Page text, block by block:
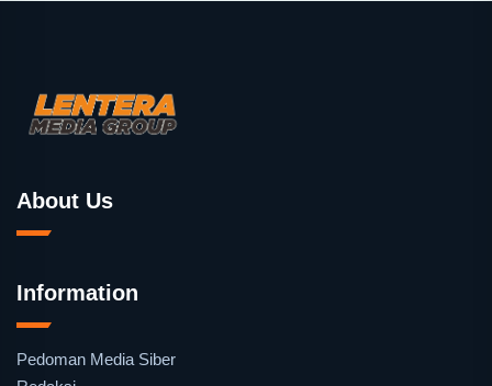
About Us
Information
Pedoman Media Siber